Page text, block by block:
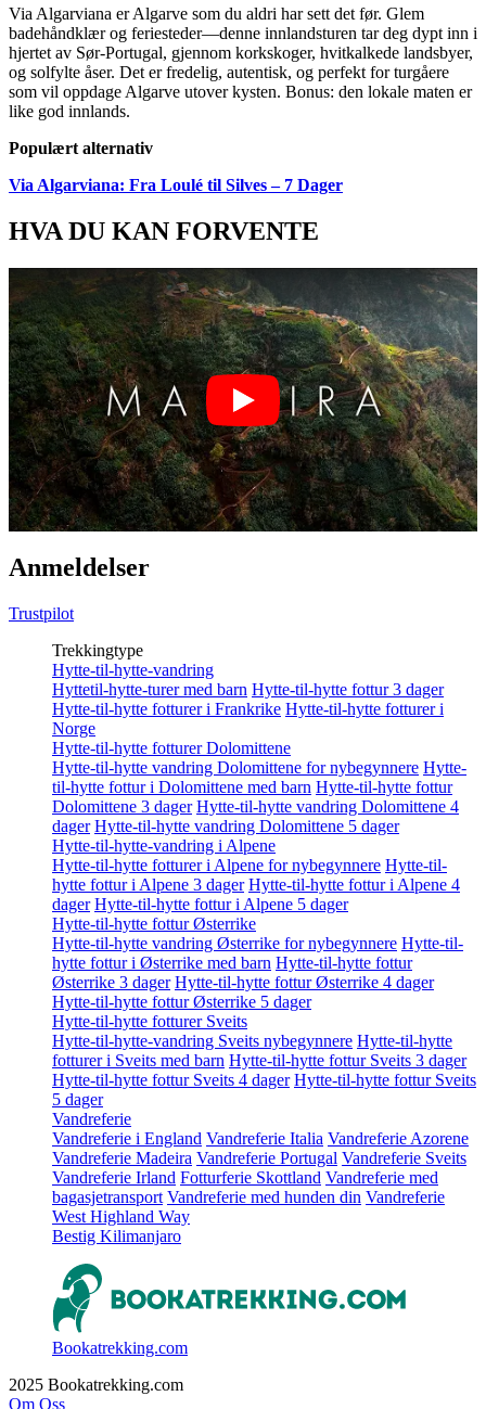
Via Algarviana er Algarve som du aldri har sett det før. Glem
badehåndklær og feriesteder—denne innlandsturen tar deg dypt inn i
hjertet av Sør-Portugal, gjennom korkskoger, hvitkalkede landsbyer,
og solfylte åser. Det er fredelig, autentisk, og perfekt for turgåere
som vil oppdage Algarve utover kysten. Bonus: den lokale maten er
like god innlands.
Populært alternativ
Via Algarviana: Fra Loulé til Silves – 7 Dager
HVA DU KAN FORVENTE
Anmeldelser
Trustpilot
Trekkingtype
Hytte-til-hytte-vandring
Hyttetil-hytte-turer med barn Hytte-til-hytte fottur 3 dager
Hytte-til-hytte fotturer i Frankrike Hytte-til-hytte fotturer i
Norge
Hytte-til-hytte fotturer Dolomittene
Hytte-til-hytte vandring Dolomittene for nybegynnere Hytte-
til-hytte fottur i Dolomittene med barn Hytte-til-hytte fottur
Dolomittene 3 dager Hytte-til-hytte vandring Dolomittene 4
dager Hytte-til-hytte vandring Dolomittene 5 dager
Hytte-til-hytte-vandring i Alpene
Hytte-til-hytte fotturer i Alpene for nybegynnere Hytte-til-
hytte fottur i Alpene 3 dager Hytte-til-hytte fottur i Alpene 4
dager Hytte-til-hytte fottur i Alpene 5 dager
Hytte-til-hytte fottur Østerrike
Hytte-til-hytte vandring Østerrike for nybegynnere Hytte-til-
hytte fottur i Østerrike med barn Hytte-til-hytte fottur
Østerrike 3 dager Hytte-til-hytte fottur Østerrike 4 dager
Hytte-til-hytte fottur Østerrike 5 dager
Hytte-til-hytte fotturer Sveits
Hytte-til-hytte-vandring Sveits nybegynnere Hytte-til-hytte
fotturer i Sveits med barn Hytte-til-hytte fottur Sveits 3 dager
Hytte-til-hytte fottur Sveits 4 dager Hytte-til-hytte fottur Sveits
5 dager
Vandreferie
Vandreferie i England Vandreferie Italia Vandreferie Azorene
Vandreferie Madeira Vandreferie Portugal Vandreferie Sveits
Vandreferie Irland Fotturferie Skottland Vandreferie med
bagasjetransport Vandreferie med hunden din Vandreferie
West Highland Way
Bestig Kilimanjaro
Bookatrekking.com
2025 Bookatrekking.com
Om Oss